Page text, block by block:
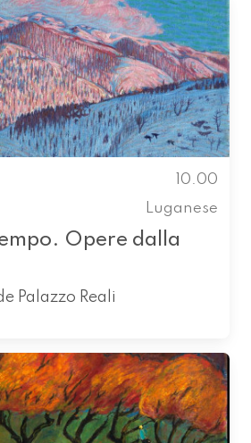
10.00
Luganese
Opere dalla
Palazzo Reali